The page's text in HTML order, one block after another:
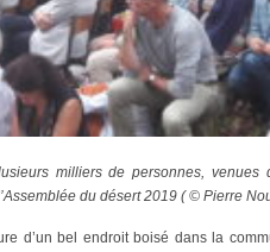
milliers de personnes, venues
du désert 2019 ( © Pierre
d’un bel endroit boisé dans la